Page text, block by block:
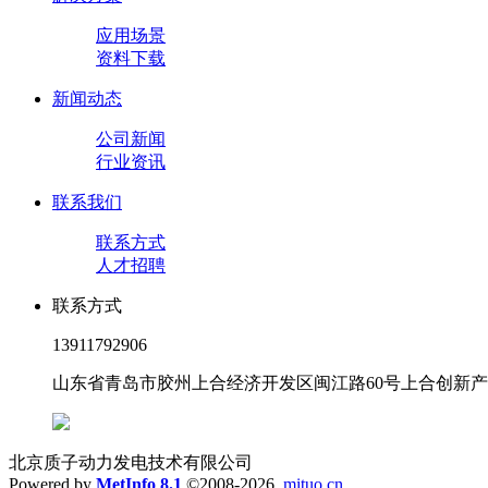
应用场景
资料下载
新闻动态
公司新闻
行业资讯
联系我们
联系方式
人才招聘
联系方式
13911792906
山东省青岛市胶州上合经济开发区闽江路60号上合创新
北京质子动力发电技术有限公司